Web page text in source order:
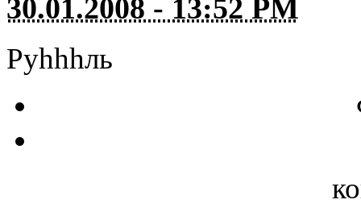
30.01.2008 - 13:52 PM
Руhhhль